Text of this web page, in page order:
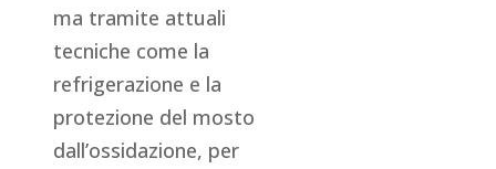
ma tramite attuali
tecniche come la
refrigerazione e la
protezione del mosto
dall’ossidazione, per